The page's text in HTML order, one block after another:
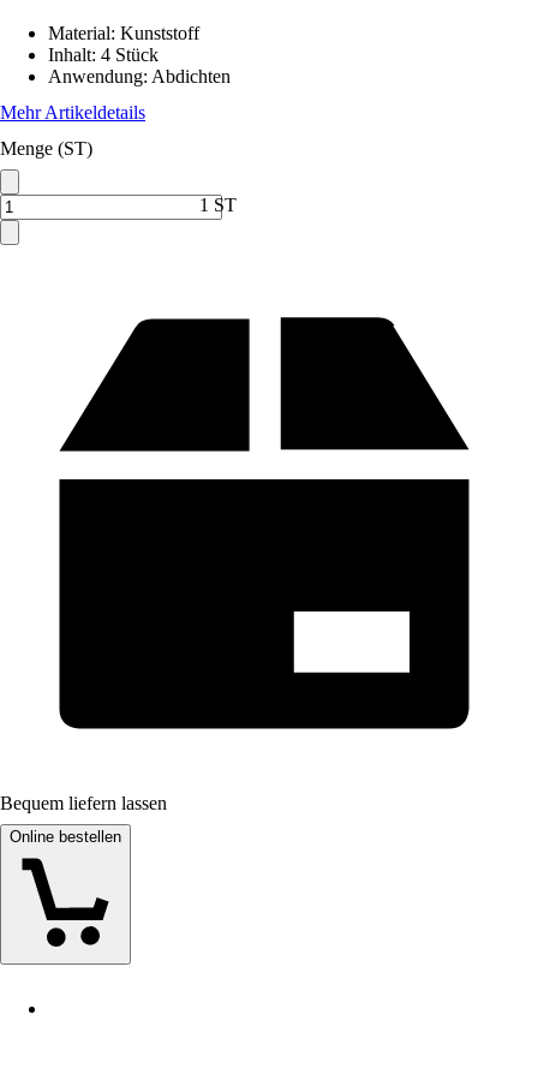
Material: Kunststoff
Inhalt: 4 Stück
Anwendung: Abdichten
Mehr Artikeldetails
Menge (ST)
1 ST
Bequem liefern lassen
Online bestellen